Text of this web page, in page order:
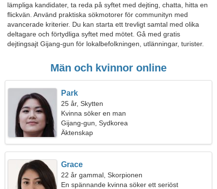
lämpliga kandidater, ta reda på syftet med dejting, chatta, hitta en
flickvän. Använd praktiska sökmotorer för communityn med
avancerade kriterier. Du kan starta ett trevligt samtal med olika
deltagare och förtydliga syftet med mötet. Gå med gratis
dejtingsajt Gijang-gun för lokalbefolkningen, utlänningar, turister.
Män och kvinnor online
Park
25 år, Skytten
Kvinna söker en man
Gijang-gun, Sydkorea
Äktenskap
Grace
22 år gammal, Skorpionen
En spännande kvinna söker ett seriöst